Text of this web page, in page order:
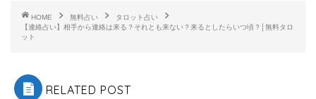
HOME 無料占い
タロット占い
【連絡占い】相手から連絡は来る？それとも来ない？来るとしたらいつ頃？│無料タロ
ット
RELATED POST